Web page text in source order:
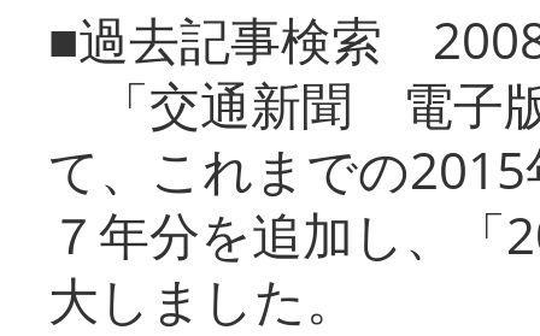
■過去記事検索
「交通新聞 電子
て、これまでの
７年分を追加し、「
大しまし